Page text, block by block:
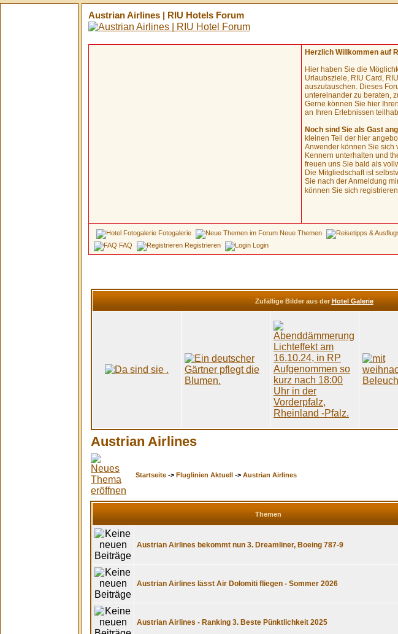
Austrian Airlines | RIU Hotels Forum
Herzlich Willkommen auf
Hier haben Sie die
Urlaubsziele, RIU Card,
auszutauschen. Dieses
untereinander zu beraten,
Gerne können Sie hier
an Ihren Erlebnissen
Noch sind Sie als Gast
kleinen Teil der hier
Anwender können Sie sich
Kennern unterhalten und
freuen uns Sie bald als
Die Mitgliedschaft ist
Sie nach der Anmeldung
können Sie sich
Fotogalerie Neue Themen
FAQ
Registrieren Login
Zufällige Bilder aus der Hotel Galerie
Austrian Airlines
Startseite -> Fluglinien Aktuell -> Austrian Airlines
Themen
Austrian Airlines bekommt nun 3. Dreamliner, Boeing 787-9
Austrian Airlines lässt Air Dolomiti fliegen - Sommer 2026
Austrian Airlines - Ranking 3. Beste Pünktlichkeit 2025